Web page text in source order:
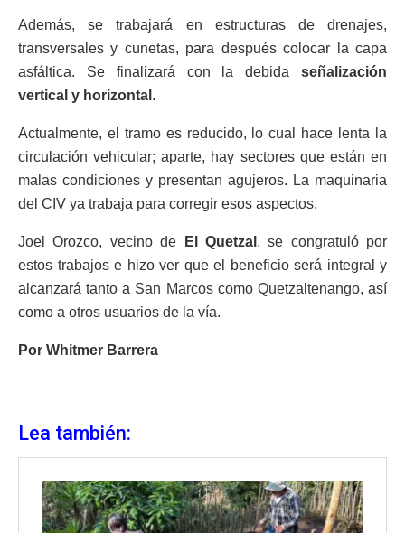
Además, se trabajará en estructuras de drenajes,
transversales y cunetas, para después colocar la capa
asfáltica. Se finalizará con la debida señalización
vertical y horizontal .
Actualmente, el tramo es reducido, lo cual hace lenta la
circulación vehicular; aparte, hay sectores que están en
malas condiciones y presentan agujeros. La maquinaria
del CIV ya trabaja para corregir esos aspectos.
Joel Orozco, vecino de El Quetzal , se congratuló por
estos trabajos e hizo ver que el beneficio será integral y
alcanzará tanto a San Marcos como Quetzaltenango, así
como a otros usuarios de la vía.
Por Whitmer Barrera
Lea también: